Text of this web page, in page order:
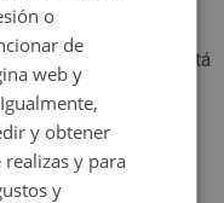
buscando ya no está
más opciones...
o
de
web y
y obtener
y para
y